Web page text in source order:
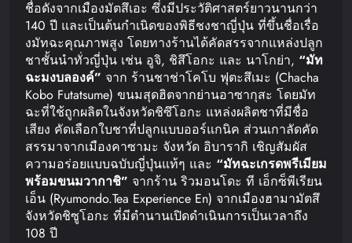
ชื่อดังจากเมืองมัตสึเอะ ซึ่งมีประวัติศาสตร์ยาวนานกว่า
140 ปี และเป็นต้นกำเนิดของพิธีชงชาญี่ปุ่น ที่ขึ้นชื่อเรื่อ
งมัทฉะคุณภาพสูง โดยทางร้านได้คัดสรรจากแหล่งปลูก
ชาชั้นนำทั่วญี่ปุ่น เช่น อูจิ, ชิสึโอกะ และ นาโกย่า, “มัท
ฉะมงบลองค์” จาก ร้านชาช่าโคโบ ฟุตะสึเมะ (Chacha
Kobo Futatsume) ขนมสุดฮิตจากย่านอาซากุสะ โดยมัท
ฉะที่ใช้ถูกผลิตในจังหวัดชิซึโอกะ แหล่งผลิตชาที่มีชื่อ
เสียง คัดเลือกใบชาที่ปลูกแบบออร์แกนิค ส่วนเกาลัดคัด
สรรมาจากเมืองคาซามะ จังหวัด อิบารากิ เชิญสัมผัส
ความอร่อยแบบฉบับญี่ปุ่นแท้ๆ และ “มัทฉะเกรดพรีเมียม
พร้อมขนมวากาชิ” จากร้าน ริวมอนโดะ ที เอ็กซ็พีเรียน
เอ็น (Ryumondo.Tea Experience En) จากเมืองฮามามัตสึ
จังหวัดชิซูโอกะ ที่มีตำนานเปิดดำเนินการเป็นเวลาถึง
108 ปี